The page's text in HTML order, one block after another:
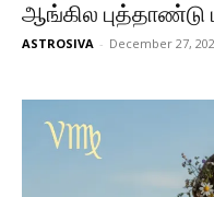
ஆங்கில புத்தாண்டு
ASTROSIVA - December 27,